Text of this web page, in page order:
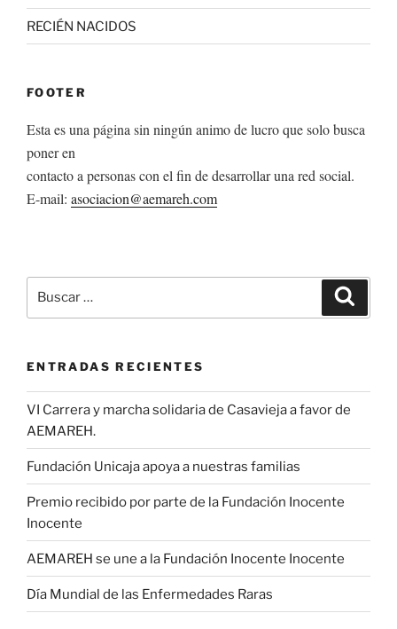
RECIÉN NACIDOS
FOOTER
Esta es una página sin ningún animo de lucro que solo busca
poner en
contacto a personas con el fin de desarrollar una red social.
E-mail: asociacion@aemareh.com
por:
ENTRADAS RECIENTES
VI Carrera y marcha solidaria de Casavieja a favor de
AEMAREH.
Fundación Unicaja apoya a nuestras familias
Premio recibido por parte de la Fundación Inocente
Inocente
AEMAREH se une a la Fundación Inocente Inocente
Día Mundial de las Enfermedades Raras